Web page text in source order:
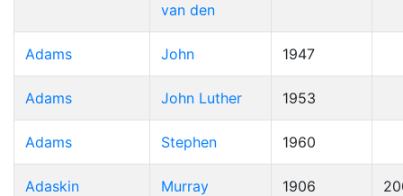
van den
Adams John 1947
Adams John Luther 1953
Adams Stephen 1960
Adaskin Murray 1906